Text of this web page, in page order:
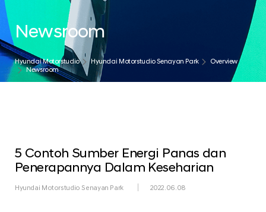
Newsroom
Hyundai Motorstudio Hyundai Motorstudio Senayan Park
Overview
Newsroom
5 Contoh Sumber Energi Panas dan
Penerapannya Dalam Keseharian
Hyundai Motorstudio Senayan Park 2022.06.08